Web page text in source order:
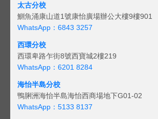
太古分校
鰂魚涌康山道1號康怡廣場辦公大樓9樓901
WhatsApp：6843 3257
西環分校
西環卑路乍街8號西寶城2樓219
WhatsApp：6201 8284
海怡半島分校
鴨脷洲海怡半島海怡西商場地下G01-02
WhatsApp：5133 8137